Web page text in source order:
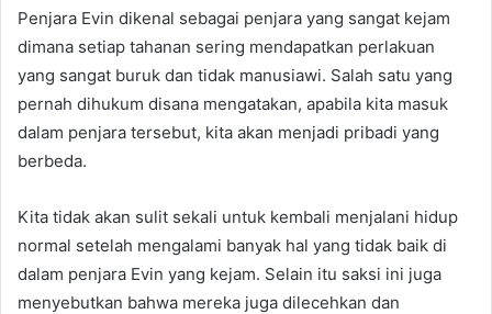
Penjara Evin dikenal sebagai penjara yang sangat kejam
dimana setiap tahanan sering mendapatkan perlakuan
yang sangat buruk dan tidak manusiawi. Salah satu yang
pernah dihukum disana mengatakan, apabila kita masuk
dalam penjara tersebut, kita akan menjadi pribadi yang
berbeda.
Kita tidak akan sulit sekali untuk kembali menjalani hidup
normal setelah mengalami banyak hal yang tidak baik di
dalam penjara Evin yang kejam. Selain itu saksi ini juga
menyebutkan bahwa mereka juga dilecehkan dan